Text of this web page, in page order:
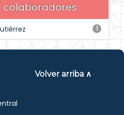
colaboradores
1
Volver arriba ∧